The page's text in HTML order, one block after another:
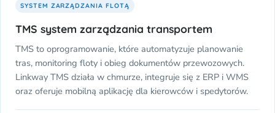
SYSTEM ZARZĄDZANIA FLOTĄ
TMS system zarządzania transportem
TMS to oprogramowanie, które automatyzuje planowanie
tras, monitoring floty i obieg dokumentów przewozowych.
Linkway TMS działa w chmurze, integruje się z ERP i WMS
oraz oferuje mobilną aplikację dla kierowców i spedytorów.